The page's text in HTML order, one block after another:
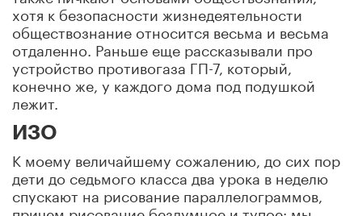
хотя к безопасности жизнедеятельности
обществознание относится весьма и весьма
отдаленно. Раньше еще рассказывали про
устройство противогаза ГП-7, который,
конечно же, у каждого дома под подушкой
лежит.
ИЗО
К моему величайшему сожалению, до сих пор
дети до седьмого класса два урока в неделю
спускают на рисование параллелограммов,